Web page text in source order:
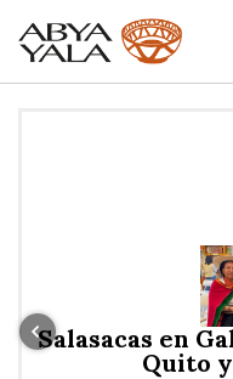
Salasacas en
Quito